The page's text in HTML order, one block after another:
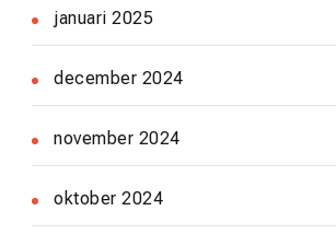
januari 2025
december 2024
november 2024
oktober 2024